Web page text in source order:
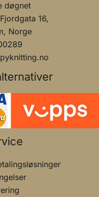
døgnet
16,
Norge